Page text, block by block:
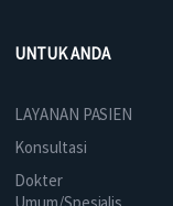
UNTUK ANDA
LAYANAN PASIEN
Konsultasi
Dokter